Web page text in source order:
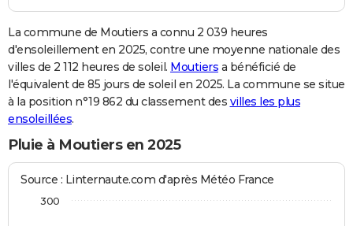
La commune de Moutiers a connu 2 039 heures
d'ensoleillement en 2025, contre une moyenne nationale des
villes de 2 112 heures de soleil. Moutiers a bénéficié de
l'équivalent de 85 jours de soleil en 2025. La commune se situe
à la position n°19 862 du classement des villes les plus
ensoleillées.
Pluie à Moutiers en 2025
Source : Linternaute.com d'après Météo France
300